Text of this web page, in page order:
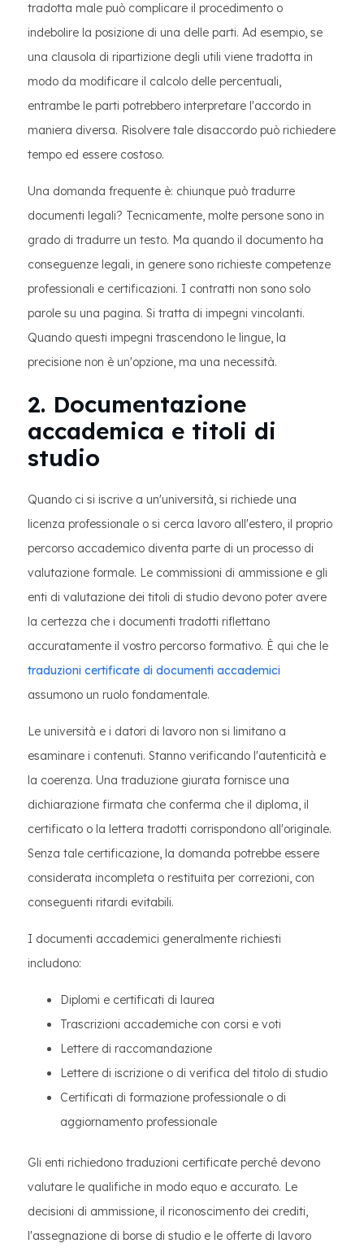
tradotta male può complicare il procedimento o
indebolire la posizione di una delle parti. Ad esempio, se
una clausola di ripartizione degli utili viene tradotta in
modo da modificare il calcolo delle percentuali,
entrambe le parti potrebbero interpretare l'accordo in
maniera diversa. Risolvere tale disaccordo può richiedere
tempo ed essere costoso.
Una domanda frequente è: chiunque può tradurre
documenti legali? Tecnicamente, molte persone sono in
grado di tradurre un testo. Ma quando il documento ha
conseguenze legali, in genere sono richieste competenze
professionali e certificazioni. I contratti non sono solo
parole su una pagina. Si tratta di impegni vincolanti.
Quando questi impegni trascendono le lingue, la
precisione non è un'opzione, ma una necessità.
2. Documentazione
accademica e titoli di
studio
Quando ci si iscrive a un'università, si richiede una
licenza professionale o si cerca lavoro all'estero, il proprio
percorso accademico diventa parte di un processo di
valutazione formale. Le commissioni di ammissione e gli
enti di valutazione dei titoli di studio devono poter avere
la certezza che i documenti tradotti riflettano
accuratamente il vostro percorso formativo. È qui che le
traduzioni certificate di documenti accademici
assumono un ruolo fondamentale.
Le università e i datori di lavoro non si limitano a
esaminare i contenuti. Stanno verificando l'autenticità e
la coerenza. Una traduzione giurata fornisce una
dichiarazione firmata che conferma che il diploma, il
certificato o la lettera tradotti corrispondono all'originale.
Senza tale certificazione, la domanda potrebbe essere
considerata incompleta o restituita per correzioni, con
conseguenti ritardi evitabili.
I documenti accademici generalmente richiesti
includono:
Diplomi e certificati di laurea
Trascrizioni accademiche con corsi e voti
Lettere di raccomandazione
Lettere di iscrizione o di verifica del titolo di studio
Certificati di formazione professionale o di
aggiornamento professionale
Gli enti richiedono traduzioni certificate perché devono
valutare le qualifiche in modo equo e accurato. Le
decisioni di ammissione, il riconoscimento dei crediti,
l'assegnazione di borse di studio e le offerte di lavoro